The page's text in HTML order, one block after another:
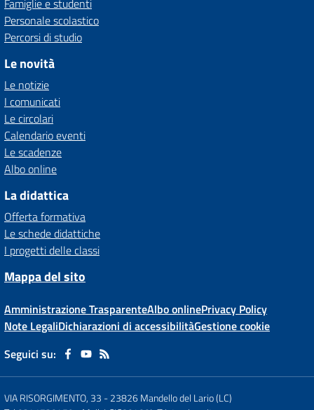
Famiglie e studenti
Personale scolastico
Percorsi di studio
Le novità
Le notizie
I comunicati
Le circolari
Calendario eventi
Le scadenze
Albo online
La didattica
Offerta formativa
Le schede didattiche
I progetti delle classi
Mappa del sito
Amministrazione TrasparenteAlbo onlinePrivacy Policy
Note LegaliDichiarazioni di accessibilitàGestione cookie
Seguici su:
VIA RISORGIMENTO, 33 -23826 Mandello del Lario (LC)